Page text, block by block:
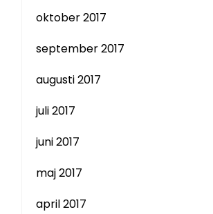
oktober 2017
september 2017
augusti 2017
juli 2017
juni 2017
maj 2017
april 2017